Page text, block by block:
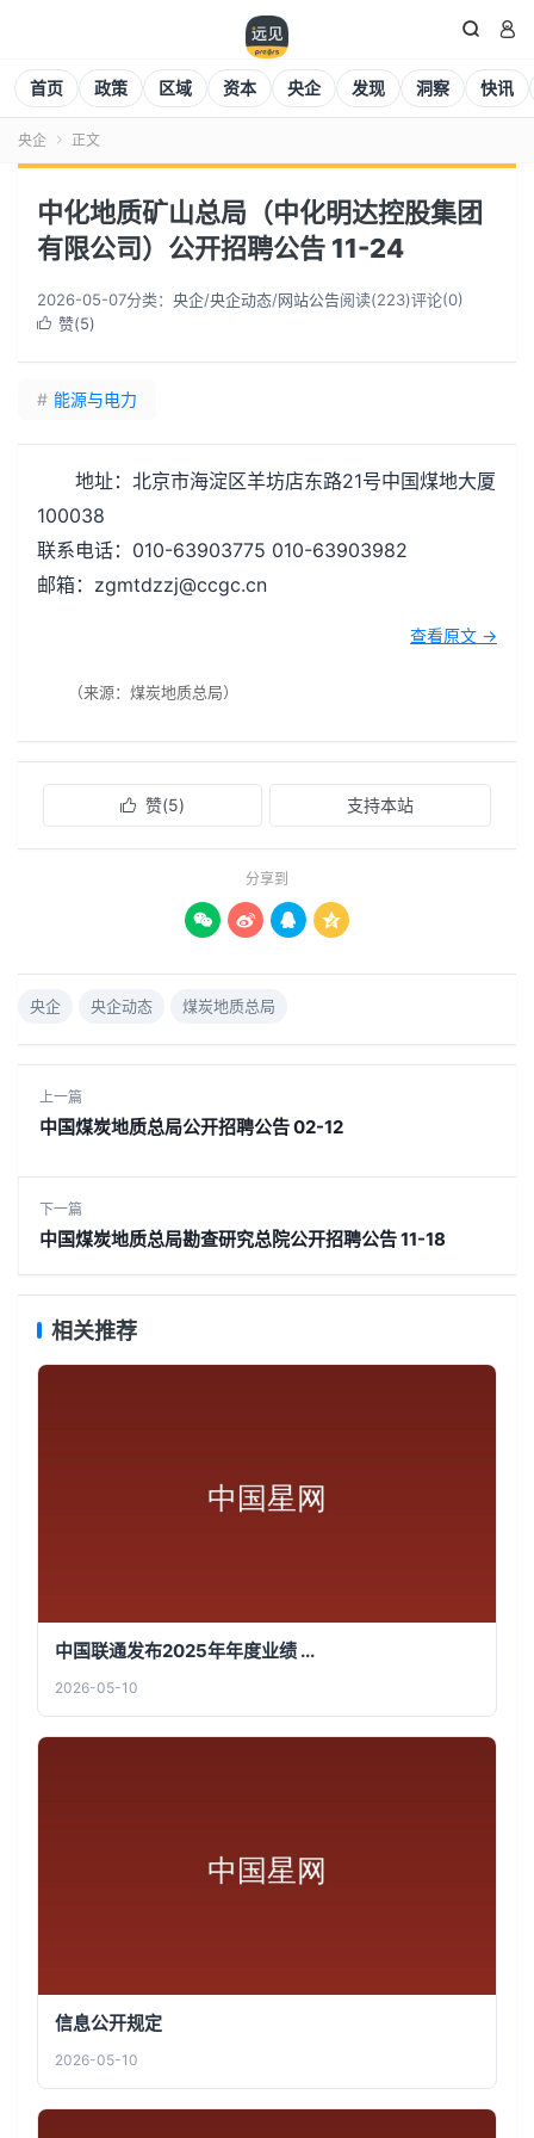
 
首页 政策 区域 资本 央企 发现 洞察 快讯
央企  正文
中化地质矿山总局（中化明达控股集团
有限公司）公开招聘公告 11-24
2026-05-07分类： 央企/央企动态/网站公告阅读(224)评论(0)
 赞(5)
# 能源与电力
地址：北京市海淀区羊坊店东路21号中国煤地大厦
100038
联系电话：010-63903775 010-63903982
邮箱：zgmtdzzj@ccgc.cn
查看原文 →
（来源：煤炭地质总局）
 赞(5) 支持本站
分享到
   
央企 央企动态 煤炭地质总局
上一篇
中国煤炭地质总局公开招聘公告 02-12
下一篇
中国煤炭地质总局勘查研究总院公开招聘公告 11-18
相关推荐
中国联通发布2025年年度业绩 ...
2026-05-10
信息公开规定
2026-05-10